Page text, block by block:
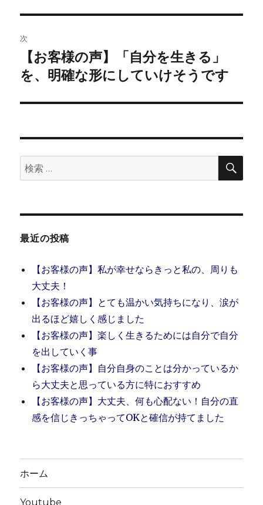
ビ
ゲ
ー
シ
ン
稿:
次
の
稿:
【お客様の声】「自分を生きる」
を、明確な形にしていけそうです
検
索:
検
最近の投稿
【お客様の声】私が幸せならきっと私の、周りも
大丈夫！
【お客様の声】とても温かい気持ちになり、涙が
出るほど嬉しく感じました
【お客様の声】楽しく生きるためには自分で自分
を出していく事
【お客様の声】自分自身のことは分かっているか
ら大丈夫と思っている方に特におすすめ
【お客様の声】大丈夫、何も心配ない！自分の直
感を信じきっちゃってOKと確信が持てました
ホーム
Youtube